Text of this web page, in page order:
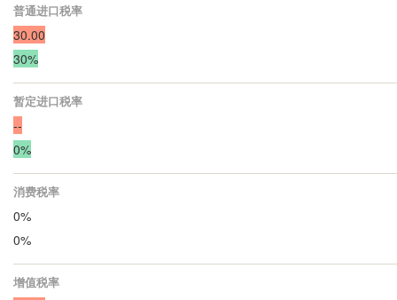
普通进口税率
30.00
30%
暂定进口税率
--
0%
消费税率
0%
0%
增值税率